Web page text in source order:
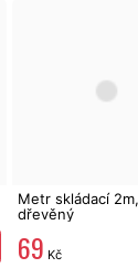
Metr skládací 2m,
dřevěný
69 Kč